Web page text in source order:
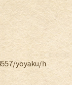
yoyaku/h